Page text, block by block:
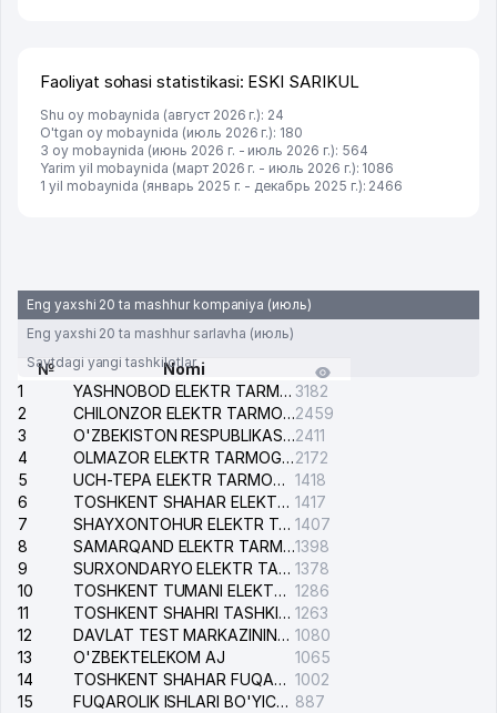
Faoliyat sohasi statistikasi: ESKI SARIKUL
Shu oy mobaynida (август 2026 г.): 24
O'tgan oy mobaynida (июль 2026 г.): 180
3 oy mobaynida (июнь 2026 г. - июль 2026 г.): 564
Yarim yil mobaynida (март 2026 г. - июль 2026 г.): 1086
1 yil mobaynida (январь 2025 г. - декабрь 2025 г.): 2466
Eng yaxshi 20 ta mashhur kompaniya (июль)
Eng yaxshi 20 ta mashhur sarlavha (июль)
Saytdagi yangi tashkilotlar
№
Nomi
1
YASHNOBOD ELEKTR TARMOG'I NOSOZLIKLARI XIZMATI 3182
2
CHILONZOR ELEKTR TARMOG'I NOSOZLIK XIZMATI2459
3
O'ZBEKISTON RESPUBLIKASI BOSH PROKURATURASI ISHONCH TELEFONI2411
4
OLMAZOR ELEKTR TARMOG'I NOSOZLIKLARI XIZMATI2172
5
UCH-TEPA ELEKTR TARMOG'I NOSOZLIKLARI XIZMATI 1418
6
TOSHKENT SHAHAR ELEKTR TARMOQLARI KORXONASI AJ 1417
7
SHAYXONTOHUR ELEKTR TARMOG'I NOSOZLIKLARINI TUZATISH XIZMATI 1407
8
SAMARQAND ELEKTR TARMOQLARI AJ1398
9
SURXONDARYO ELEKTR TARMOQLARI AJ 1378
10
TOSHKENT TUMANI ELEKTR TARMOG'I AVARIYA XIZMATI 1286
11
TOSHKENT SHAHRI TASHKILOT TELEFONLARI HAQIDA MA'LUMOT BYUROSI 1263
12
DAVLAT TEST MARKAZINING ISHONCH TELEFONLARI 1080
13
O'ZBEKTELEKOM AJ
1065
14
TOSHKENT SHAHAR FUQAROLIK ISHLARI BO'YICHA SUDI 1002
15
FUQAROLIK ISHLARI BO'YICHA YAKKASAROY TUMANLARARO SUDI 887